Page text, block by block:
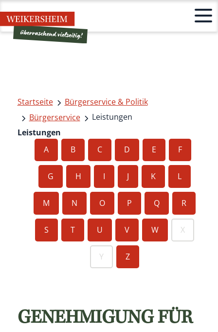
Startseite
Bürgerservice & Politik
Bürgerservice
Leistungen
Leistungen
A
B C D E F
G H I J K L
M N O P Q R
S T U V W X
Y Z
GENEHMIGUNG FÜR